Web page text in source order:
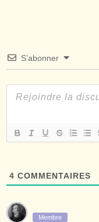
S’abonner
4 COMMENTAIRES
Membre